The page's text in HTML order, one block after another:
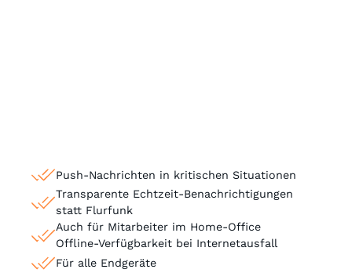
Push-Nachrichten in kritischen Situationen
Transparente Echtzeit-Benachrichtigungen
statt Flurfunk
Auch für Mitarbeiter im Home-Office
Offline-Verfügbarkeit bei Internetausfall
Für alle Endgeräte